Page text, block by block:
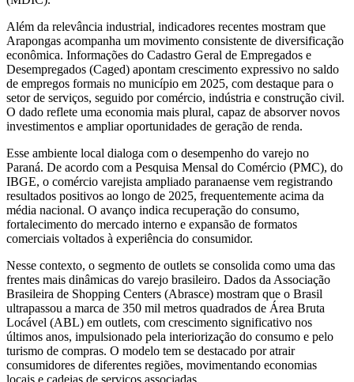
Além da relevância industrial, indicadores recentes mostram que
Arapongas acompanha um movimento consistente de diversificação
econômica. Informações do Cadastro Geral de Empregados e
Desempregados (Caged) apontam crescimento expressivo no saldo
de empregos formais no município em 2025, com destaque para o
setor de serviços, seguido por comércio, indústria e construção civil.
O dado reflete uma economia mais plural, capaz de absorver novos
investimentos e ampliar oportunidades de geração de renda.
Esse ambiente local dialoga com o desempenho do varejo no
Paraná. De acordo com a Pesquisa Mensal do Comércio (PMC), do
IBGE, o comércio varejista ampliado paranaense vem registrando
resultados positivos ao longo de 2025, frequentemente acima da
média nacional. O avanço indica recuperação do consumo,
fortalecimento do mercado interno e expansão de formatos
comerciais voltados à experiência do consumidor.
Nesse contexto, o segmento de outlets se consolida como uma das
frentes mais dinâmicas do varejo brasileiro. Dados da Associação
Brasileira de Shopping Centers (Abrasce) mostram que o Brasil
ultrapassou a marca de 350 mil metros quadrados de Área Bruta
Locável (ABL) em outlets, com crescimento significativo nos
últimos anos, impulsionado pela interiorização do consumo e pelo
turismo de compras. O modelo tem se destacado por atrair
consumidores de diferentes regiões, movimentando economias
locais e cadeias de serviços associadas.